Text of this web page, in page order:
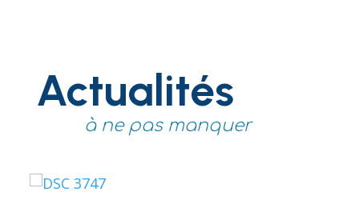
Actualités
à ne pas manquer